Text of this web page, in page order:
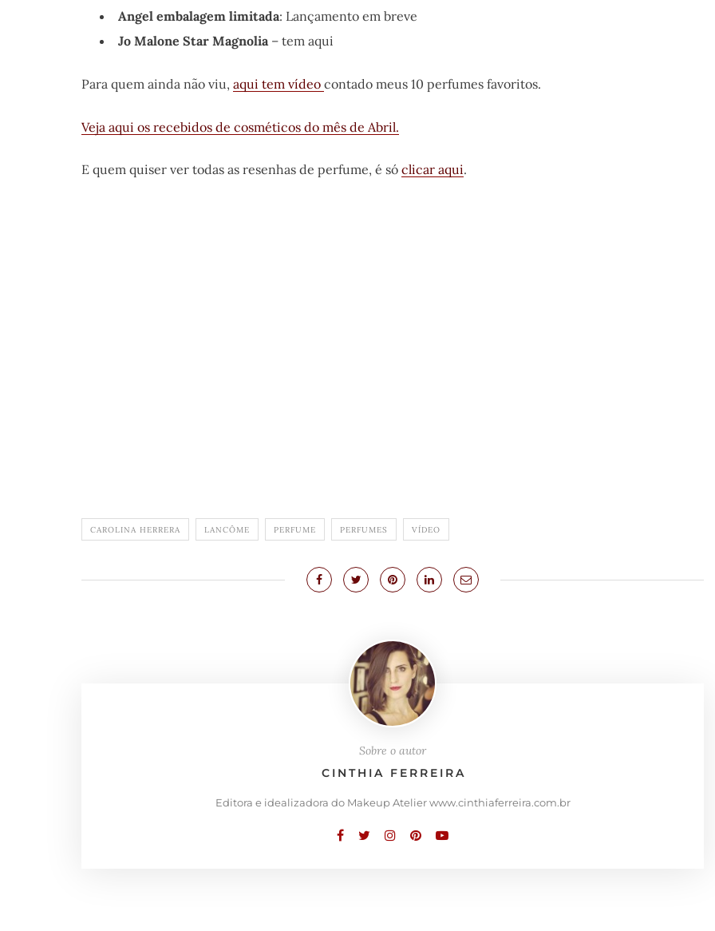
Angel embalagem limitada: Lançamento em breve
Jo Malone Star Magnolia – tem aqui
Para quem ainda não viu, aqui tem vídeo contado meus 10 perfumes favoritos.
Veja aqui os recebidos de cosméticos do mês de Abril.
E quem quiser ver todas as resenhas de perfume, é só clicar aqui.
CAROLINA HERRERA LANCÔME PERFUME PERFUMES VÍDEO
Sobre o autor
CINTHIA FERREIRA
Editora e idealizadora do Makeup Atelier www.cinthiaferreira.com.br